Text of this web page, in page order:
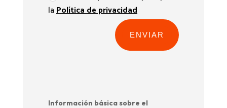
laPolítica de privacidad
ENVIAR
Información básica sobre el